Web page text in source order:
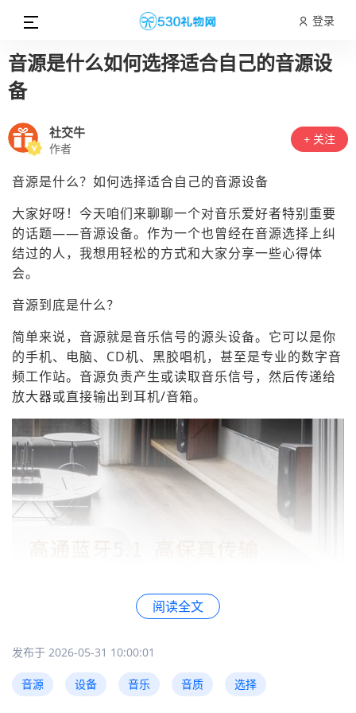
登录
音源是什么如何选择适合自己的音源设
备
社交牛
作者
+ 关注
音源是什么？如何选择适合自己的音源设备
大家好呀！今天咱们来聊聊一个对音乐爱好者特别重要
的话题——音源设备。作为一个也曾经在音源选择上纠
结过的人，我想用轻松的方式和大家分享一些心得体
会。
音源到底是什么？
简单来说，音源就是音乐信号的源头设备。它可以是你
的手机、电脑、CD机、黑胶唱机，甚至是专业的数字音
频工作站。音源负责产生或读取音乐信号，然后传递给
放大器或直接输出到耳机/音箱。
我次接触这个概念时也是一头雾水，以为音源就是"音乐
来源"这么简单。后来才发现，不同的音源设备对音质的
阅读全文
发布于 2026-05-31 10:00:01
音源 设备 音乐 音质 选择